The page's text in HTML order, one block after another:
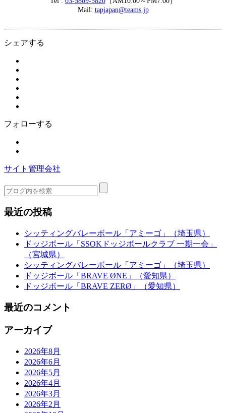
Mail: tapjapan@teams.jp
シェアする
フォローする
サイト管理会社
最近の投稿
シッティングバレーボール「アミーゴ」（埼玉県）
ドッジボール「SSOKドッジボールクラブ 一期一会」
（宮城県）
シッティングバレーボール「アミーゴ」（埼玉県）
ドッジボール「BRAVE ØNE」（愛知県）
ドッジボール「BRAVE ZERØ」（愛知県）
最近のコメント
アーカイブ
2026年8月
2026年6月
2026年5月
2026年4月
2026年3月
2026年2月